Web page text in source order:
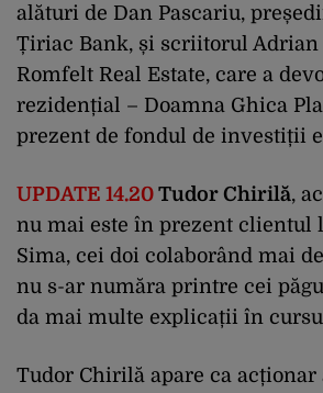
alături de Dan Pascariu,
Țiriac Bank, și scriitorul
Romfelt Real Estate, care a
rezidențial – Doamna Ghica
prezent de fondul de investiții
UPDATE 14.20 Tudor Chirilă,
nu mai este în prezent clientul
Sima, cei doi colaborând mai
nu s-ar număra printre cei
da mai multe explicații în
Tudor Chirilă apare ca acționar